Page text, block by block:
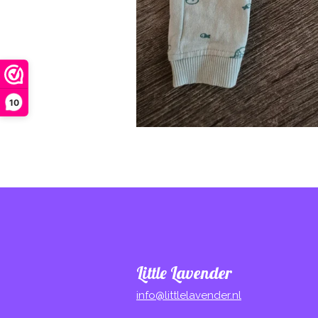
10
Little Lavender
info@littlelavender.nl